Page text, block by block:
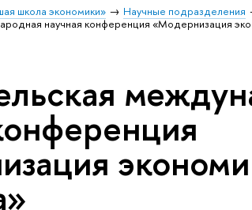
школа экономики»
Научные подразделения
научная конференция «Модернизация